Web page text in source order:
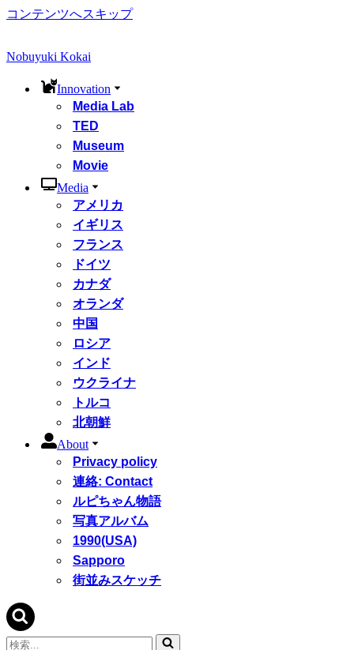
コンテンツへスキップ
Nobuyuki Kokai
Innovation
Media Lab
TED
Museum
Movie
Media
アメリカ
イギリス
フランス
ドイツ
カナダ
オランダ
中国
ロシア
インド
ウクライナ
トルコ
北朝鮮
About
Privacy policy
連絡: Contact
ルピちゃん物語
写真アルバム
1990(USA)
Sapporo
街並みスケッチ
検